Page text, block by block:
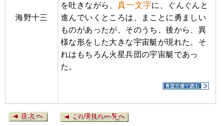
海野十三
を吐きながら、 真一文字に、ぐんぐんと
進んでいくところは、まことに勇ましい
ものがあったが、そのうち、後から、異
様な形をした大きな宇宙艇が現れた。そ
れはもちろん火星兵団の宇宙艇であっ
た。